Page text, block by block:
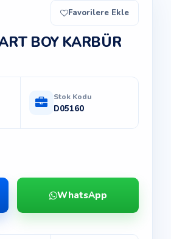
Favorilere Ekle
BOY KARBÜR
Stok Kodu
D05160
WhatsApp